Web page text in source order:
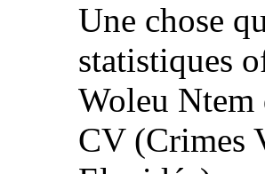
Une chose
statistiques
Woleu Ntem
CV (Crimes